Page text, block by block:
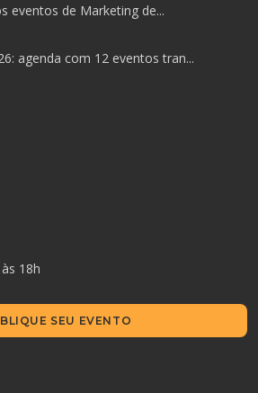
eventos de Marketing de...
agenda com 12 eventos tran...
18h
SEU EVENTO